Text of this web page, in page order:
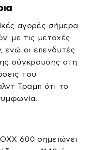
αγορές σήμερα
με τις μετοχές
ενώ οι επενδυτές
σύγκρουσης στη
του
Τραμπ ότι το
600 σημειώνει